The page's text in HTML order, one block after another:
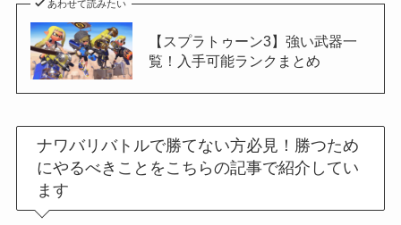
あわせて読みたい
【スプラトゥーン3】強い武器一
覧！入手可能ランクまとめ
ナワバリバトルで勝てない方必見！勝つため
にやるべきことをこちらの記事で紹介してい
ます